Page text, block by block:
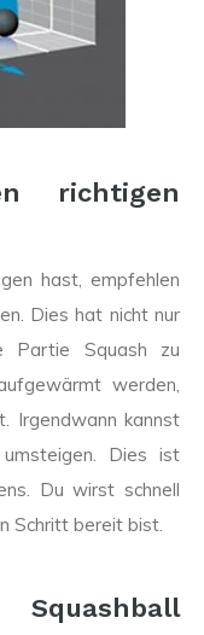
richtigen
hast, empfehlen
Dies hat nicht nur
Partie Squash zu
werden,
Irgendwann kannst
Dies ist
Du wirst schnell
Schritt bereit bist.